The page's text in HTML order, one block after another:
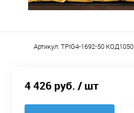
Артикул: TPIG4-1692-50 КОД1050
4 426 руб. / шт